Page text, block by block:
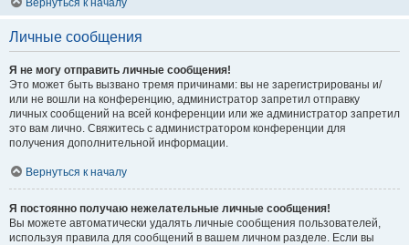
Вернуться к началу
Личные сообщения
Я не могу отправить личные сообщения!
Это может быть вызвано тремя причинами: вы не зарегистрированы и/
или не вошли на конференцию, администратор запретил отправку
личных сообщений на всей конференции или же администратор запретил
это вам лично. Свяжитесь с администратором конференции для
получения дополнительной информации.
Вернуться к началу
Я постоянно получаю нежелательные личные сообщения!
Вы можете автоматически удалять личные сообщения пользователей,
используя правила для сообщений в вашем личном разделе. Если вы